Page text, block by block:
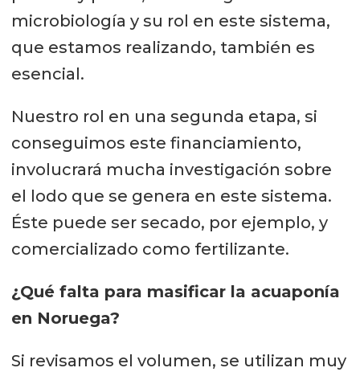
microbiología y su rol en este sistema,
que estamos realizando, también es
esencial.
Nuestro rol en una segunda etapa, si
conseguimos este financiamiento,
involucrará mucha investigación sobre
el lodo que se genera en este sistema.
Éste puede ser secado, por ejemplo, y
comercializado como fertilizante.
¿Qué falta para masificar la acuaponía
en Noruega?
Si revisamos el volumen, se utilizan muy